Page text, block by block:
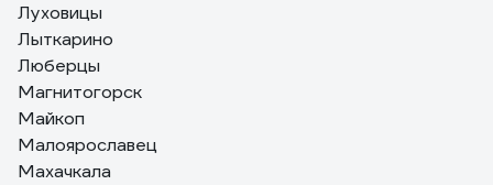
Луховицы
Лыткарино
Люберцы
Магнитогорск
Майкоп
Малоярославец
Махачкала